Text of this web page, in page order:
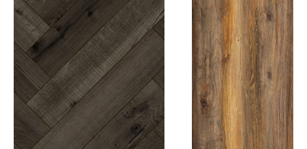
двери.23
межкомнатные двери фурнитура
замер
акции
наши работы
контакты
алюминиевые
перегородки